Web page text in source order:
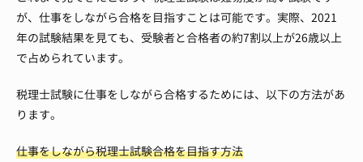
が、仕事をしながら合格を目指すことは可能です。実際、2021
年の試験結果を見ても、受験者と合格者の約7割以上が26歳以上
で占められています。
税理士試験に仕事をしながら合格するためには、以下の方法があ
ります。
仕事をしながら税理士試験合格を目指す方法